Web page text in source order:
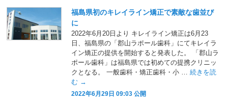
福島県初のキレイライン矯正で素敵な歯並び
に
2022年6月20日より キレイライン矯正は6月23
日、福島県の「郡山ラポール歯科」にてキレイラ
イン矯正の提供を開始すると発表した。 「郡山ラ
ポール歯科」は福島県では初めての提携クリニッ
クとなる。 一般歯科・矯正歯科・小 … 続きを読
む →
2022年6月29日 09:03 公開